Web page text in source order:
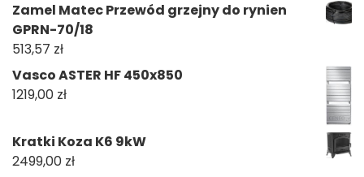
Zamel Matec Przewód grzejny do rynien
GPRN-70/18
513,57 zł
Vasco ASTER HF 450x850
1219,00 zł
Kratki Koza K6 9kW
2499,00 zł